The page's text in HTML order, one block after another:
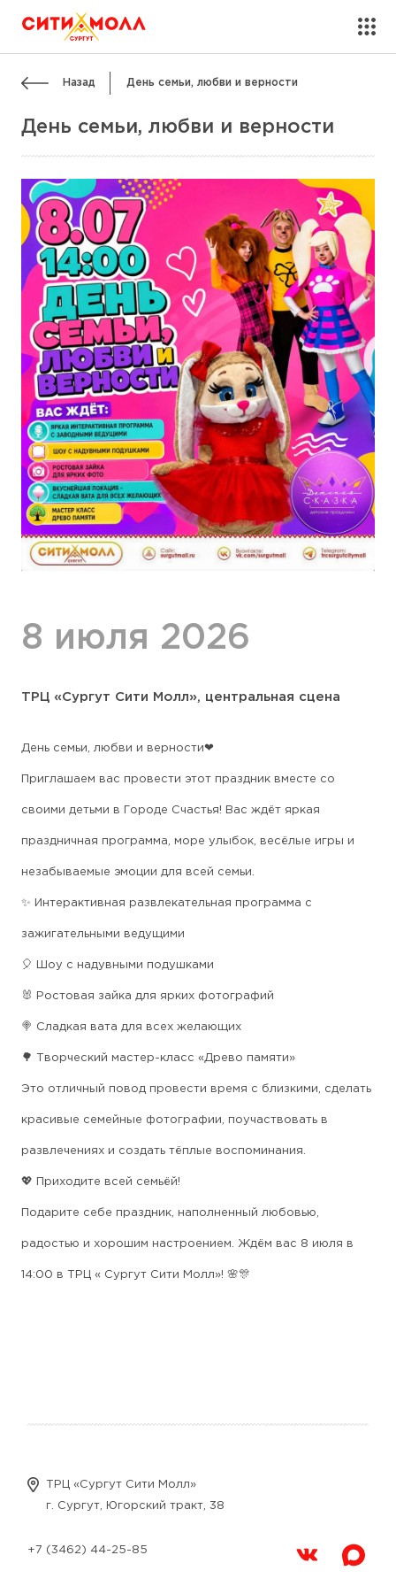
Назад День семьи, любви и верности
День семьи, любви и верности
8 июля 2026
ТРЦ «Сургут Сити Молл», центральная сцена
День семьи, любви и верности❤
Приглашаем вас провести этот праздник вместе со
своими детьми в Городе Счастья! Вас ждёт яркая
праздничная программа, море улыбок, весёлые игры и
незабываемые эмоции для всей семьи.
✨ Интерактивная развлекательная программа с
зажигательными ведущими
🎈 Шоу с надувными подушками
🐰 Ростовая зайка для ярких фотографий
🍭 Сладкая вата для всех желающих
🌳 Творческий мастер-класс «Древо памяти»
Это отличный повод провести время с близкими, сделать
красивые семейные фотографии, поучаствовать в
развлечениях и создать тёплые воспоминания.
💖 Приходите всей семьёй!
Подарите себе праздник, наполненный любовью,
радостью и хорошим настроением. Ждём вас 8 июля в
14:00 в ТРЦ « Сургут Сити Молл»! 🌸🎊
ТРЦ «Сургут Сити Молл»
г. Сургут, Югорский тракт, 38
+7 (3462) 44-25-85